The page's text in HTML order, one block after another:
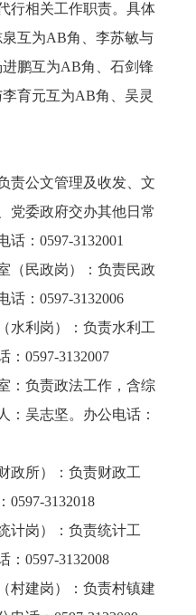
行相关工作职责。具体
互为AB角、李苏敏与
鹏互为AB角、石剑锋
育元互为AB角、吴灵
公文管理及收发、文
党委政府交办其他日常
：0597-3132001
民政岗）：负责民政
话：0597-3132006
利岗）：负责水利工
：0597-3132007
负责政法工作，含综
：吴志坚。办公电话：
所）：负责财政工
0597-3132018
岗）：负责统计工
：0597-3132008
建岗）：负责村镇建